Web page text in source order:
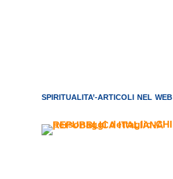
SPIRITUALITA’-ARTICOLI NEL WEB